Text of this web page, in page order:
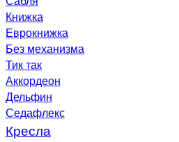
Книжка
Еврокнижка
Без механизма
Тик так
Аккордеон
Дельфин
Седафлекс
Кресла